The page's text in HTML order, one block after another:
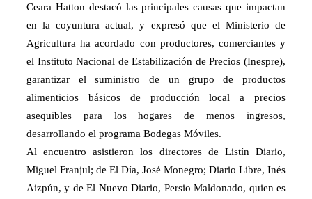
Ceara Hatton destacó las principales causas que impactan
en la coyuntura actual, y expresó que el Ministerio de
Agricultura ha acordado con productores, comerciantes y
el Instituto Nacional de Estabilización de Precios (Inespre),
garantizar el suministro de un grupo de productos
alimenticios básicos de producción local a precios
asequibles para los hogares de menos ingresos,
desarrollando el programa Bodegas Móviles.
Al encuentro asistieron los directores de Listín Diario,
Miguel Franjul; de El Día, José Monegro; Diario Libre, Inés
Aizpún, y de El Nuevo Diario, Persio Maldonado, quien es